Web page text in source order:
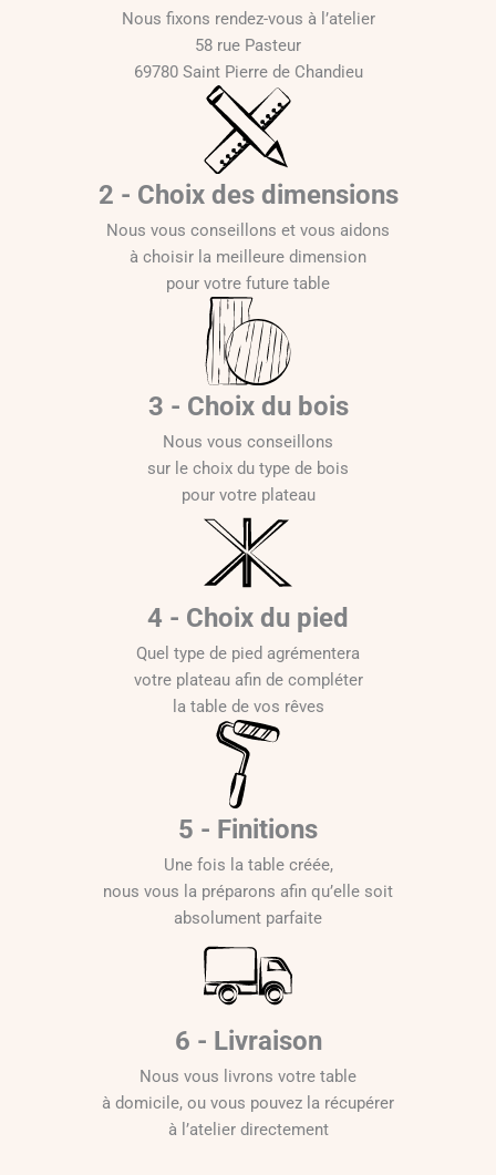
Nous fixons rendez-vous à l’atelier
58 rue Pasteur
69780 Saint Pierre de Chandieu
2 - Choix des dimensions
Nous vous conseillons et vous aidons
à choisir la meilleure dimension
pour votre future table
3 - Choix du bois
Nous vous conseillons
sur le choix du type de bois
pour votre plateau
4 - Choix du pied
Quel type de pied agrémentera
votre plateau afin de compléter
la table de vos rêves
5 - Finitions
Une fois la table créée,
nous vous la préparons afin qu’elle soit
absolument parfaite
6 - Livraison
Nous vous livrons votre table
à domicile, ou vous pouvez la récupérer
à l’atelier directement